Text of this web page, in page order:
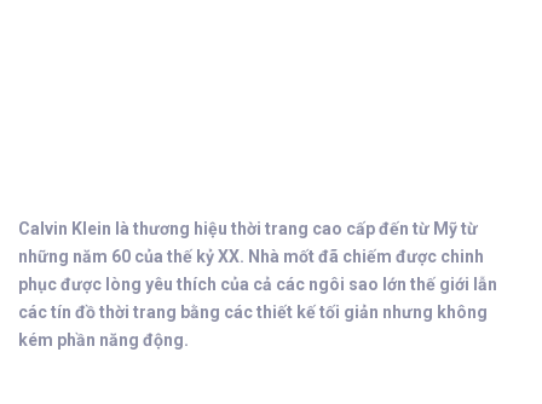
Calvin Klein là thương hiệu thời trang cao cấp đến từ Mỹ từ
những năm 60 của thế kỷ XX. Nhà mốt đã chiếm được chinh
phục được lòng yêu thích của cả các ngôi sao lớn thế giới lẫn
các tín đồ thời trang bằng các thiết kế tối giản nhưng không
kém phần năng động.